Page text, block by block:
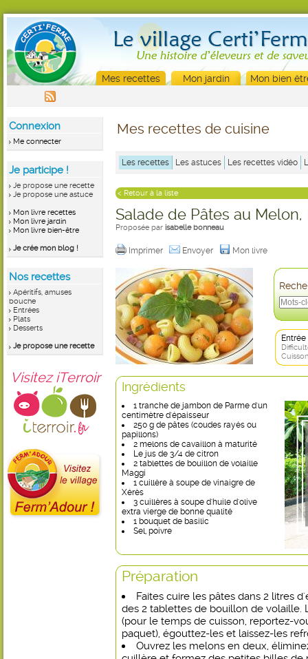
Mes recettes Mon jardin Mon bien
Connexion
Me connecter
Je participe !
Je propose une recette
Je propose une astuce
Mon livre recettes
Mon livre jardin
Mon livre bien-être
Je crée mon blog !
Nos recettes
Apéritifs, amuses
bouche
Entrées
Plats
Desserts
Je propose une recette
Visitez iTerroir
Mes recettes de cuisine
Les recettes Les astuces Les recettes vidéo
< Retour à la liste
Salade de Pâtes au
Proposée par isabelle bonneau
Imprimer Envoyer Mon livre
Entrée
Ingrédients
1 tranche de jambon de Parme d'un
centimètre d'épaisseur
250 g de pâtes (coudes rayés ou
papillons)
2 melons de cavaillon à maturité
Le jus de 3/4 de citron
2 tablettes de bouillon de volaille
Maggi
1 cuillère à soupe de vinaigre de
Xérès
3 cuillères à soupe d'huile d'olive
extra vierge de bonne qualité
1 bouquet de basilic
Sel, poivre
Préparation
Faites cuire les pâtes dans 2 litres
des 2 tablettes de bouillon de volaille.
(pour le temps de cuisson, reportez-
paquet), égouttez-les et laissez-les
Ouvrez les melons en deux,